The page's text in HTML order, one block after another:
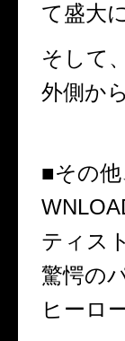
て盛大
そして
外側か
■その
ティス
驚愕の
ヒーロ